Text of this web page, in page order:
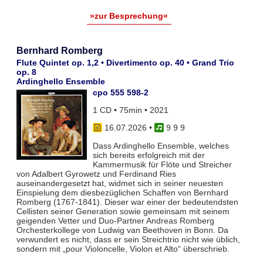
»zur Besprechung«
Bernhard Romberg
Flute Quintet op. 1,2 • Divertimento op. 40 • Grand Trio
op. 8
Ardinghello Ensemble
cpo 555 598-2
1 CD • 75min • 2021
16.07.2026 •
9 9 9
Dass Ardinghello Ensemble, welches
sich bereits erfolgreich mit der
Kammermusik für Flöte und Streicher
von Adalbert Gyrowetz und Ferdinand Ries
auseinandergesetzt hat, widmet sich in seiner neuesten
Einspielung dem diesbezüglichen Schaffen von Bernhard
Romberg (1767-1841). Dieser war einer der bedeutendsten
Cellisten seiner Generation sowie gemeinsam mit seinem
geigenden Vetter und Duo-Partner Andreas Romberg
Orchesterkollege von Ludwig van Beethoven in Bonn. Da
verwundert es nicht, dass er sein Streichtrio nicht wie üblich,
sondern mit „pour Violoncelle, Violon et Alto“ überschrieb.